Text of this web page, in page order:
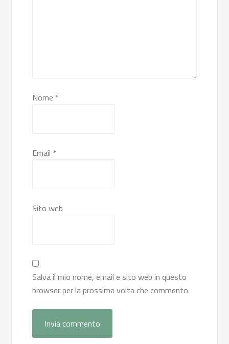
Nome *
Email *
Sito web
Salva il mio nome, email e sito web in questo
browser per la prossima volta che commento.